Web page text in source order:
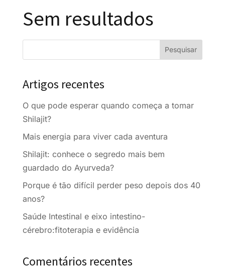
Sem resultados
Artigos recentes
O que pode esperar quando começa a tomar
Shilajit?
Mais energia para viver cada aventura
Shilajit: conhece o segredo mais bem
guardado do Ayurveda?
Porque é tão difícil perder peso depois dos 40
anos?
Saúde Intestinal e eixo intestino-
cérebro:fitoterapia e evidência
Comentários recentes